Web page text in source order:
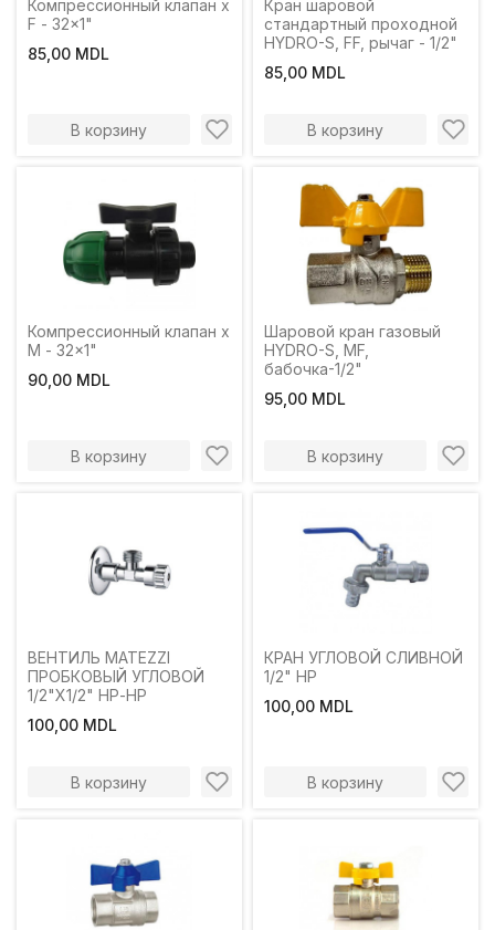
Компрессионный клапан x
F - 32x1"
85,00 MDL
В корзину
Кран шаровой
стандартный проходной
HYDRO-S, FF, рычаг - 1/2"
85,00 MDL
В корзину
Компрессионный клапан x
M - 32x1"
90,00 MDL
В корзину
Шаровой кран газовый
HYDRO-S, MF,
бабочка-1/2"
95,00 MDL
В корзину
ВЕНТИЛЬ MATEZZI
ПРОБКОВЫЙ УГЛОВОЙ
1/2"Х1/2" НР-НР
100,00 MDL
В корзину
КРАН УГЛОВОЙ СЛИВНОЙ
1/2" НР
100,00 MDL
В корзину